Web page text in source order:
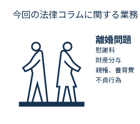
今回の法律コラムに関する業務
離婚問題
慰謝料
財産分与
親権、養育費
不貞行為